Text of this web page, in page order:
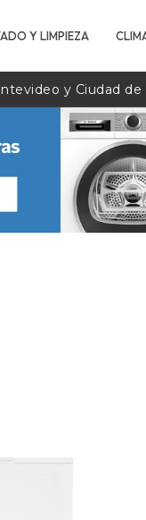
Y LIMPIEZA
y Ciudad de